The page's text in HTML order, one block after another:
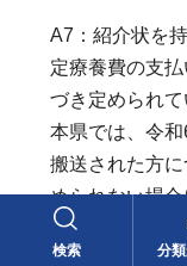
検索 分
A7：紹介状を
定療養費の支
づき定められて
本県では、令
搬送された方
められない場
払いいただきま